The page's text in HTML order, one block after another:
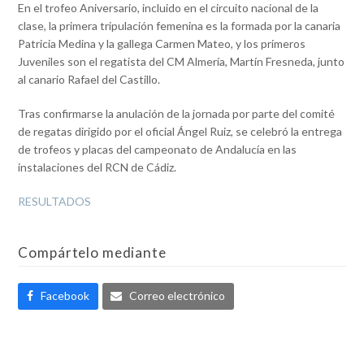
En el trofeo Aniversario, incluido en el circuito nacional de la
clase, la primera tripulación femenina es la formada por la canaria
Patricia Medina y la gallega Carmen Mateo, y los primeros
Juveniles son el regatista del CM Almería, Martín Fresneda, junto
al canario Rafael del Castillo.
Tras confirmarse la anulación de la jornada por parte del comité
de regatas dirigido por el oficial Ángel Ruiz, se celebró la entrega
de trofeos y placas del campeonato de Andalucía en las
instalaciones del RCN de Cádiz.
RESULTADOS
Compártelo mediante
Facebook Correo electrónico